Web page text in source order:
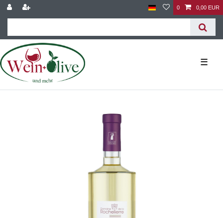
0 0,00 EUR
☰